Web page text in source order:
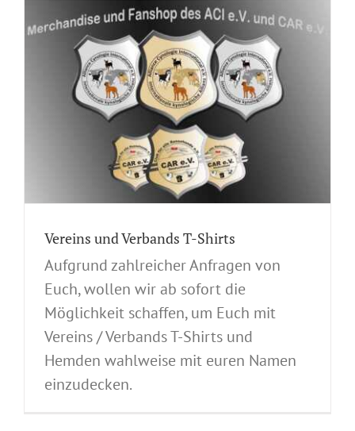
Vereins und Verbands T-Shirts
Aufgrund zahlreicher Anfragen von
Euch, wollen wir ab sofort die
Möglichkeit schaffen, um Euch mit
Vereins / Verbands T-Shirts und
Hemden wahlweise mit euren Namen
einzudecken.